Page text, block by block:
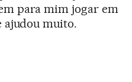
para mim jogar em
ajudou muito.